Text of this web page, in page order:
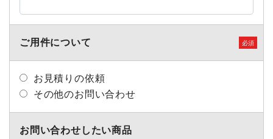
ご⽤件について
お見積りの依頼
その他のお問い合わせ
お問い合わせしたい商品